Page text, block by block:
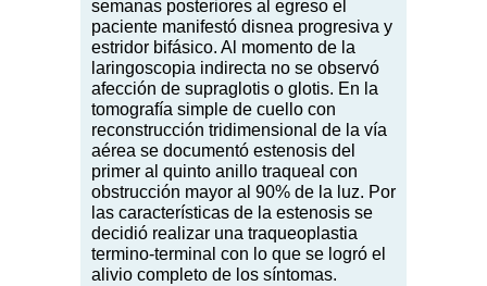
semanas posteriores al egreso el
paciente manifestó disnea progresiva y
estridor bifásico. Al momento de la
laringoscopia indirecta no se observó
afección de supraglotis o glotis. En la
tomografía simple de cuello con
reconstrucción tridimensional de la vía
aérea se documentó estenosis del
primer al quinto anillo traqueal con
obstrucción mayor al 90% de la luz. Por
las características de la estenosis se
decidió realizar una traqueoplastia
termino-terminal con lo que se logró el
alivio completo de los síntomas.